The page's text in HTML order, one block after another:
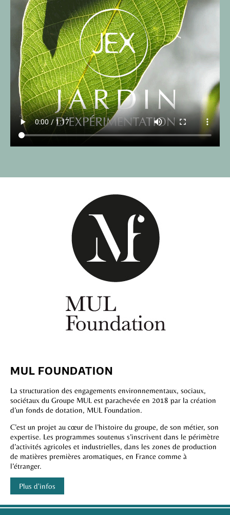
MUL FOUNDATION
La structuration des engagements environnementaux, sociaux,
sociétaux du Groupe MUL est parachevée en 2018 par la création
d’un fonds de dotation, MUL Foundation.
C’est un projet au cœur de l’histoire du groupe, de son métier, son
expertise. Les programmes soutenus s’inscrivent dans le périmètre
d’activités agricoles et industrielles, dans les zones de production
de matières premières aromatiques, en France comme à
l’étranger.
Plus d'infos